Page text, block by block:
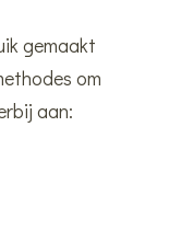
gemaakt
om
aan: